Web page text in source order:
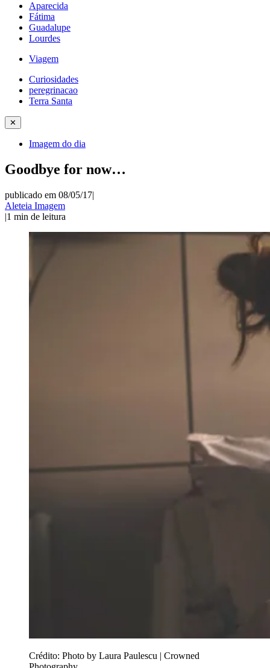
Aparecida
Fátima
Guadalupe
Lourdes
Viagem
Curiosidades
peregrinacao
Terra Santa
✕
Imagem do dia
Goodbye for now…
publicado em 08/05/17|
Aleteia Imagem
|1 min de leitura
Crédito: Photo by Laura Paulescu | Crowned